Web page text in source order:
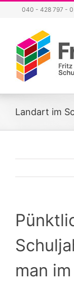
springen
040 - 428 797 - 0
Landart im
man